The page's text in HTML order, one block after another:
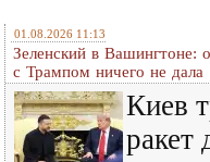
01.08.2026 11:13
Зеленский в Вашингтоне:
c Трампом ничего не дала
Киев
ракет